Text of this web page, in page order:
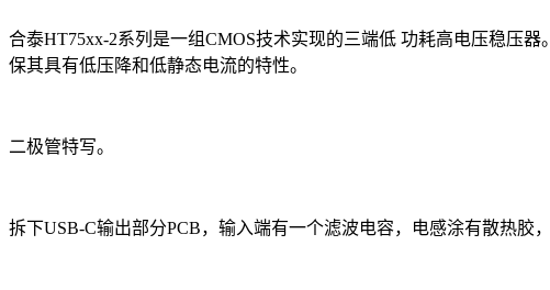
合泰HT75xx-2系列是一组CMOS技术实现的三端低 功耗高电压稳压
保其具有低压降和低静态电流的特性。
二极管特写。
拆下USB-C输出部分PCB，输入端有一个滤波电容，电感涂有散热胶